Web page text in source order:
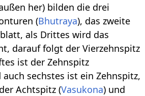
her) bilden die drei
(Bhutraya), das zweite
als Drittes wird das
darauf folgt der Vierzehnspitz
ist der Zehnspitz
auch sechstes ist ein Zehnspitz,
Achtspitz (Vasukona) und